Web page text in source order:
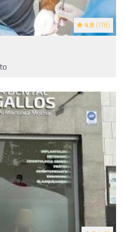
4.8 (178)